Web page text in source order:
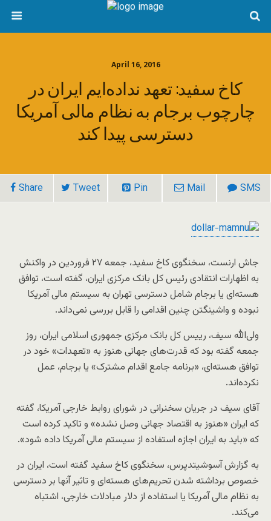
April 16, 2016
کاخ سفید: تعهد نداده‌ایم ایران در
چارچوب برجام به نظام مالی آمریکا
دسترسی پیدا کند
Share Tweet Pin Mail SMS
جاش ارنست، سخنگوی کاخ سفید، جمعه ۲۷ فروردین در واکنش
به اظهارات انتقادی رئیس کل بانک مرکزی ایران، گفته است، توافق
هسته‌ای یا برجام شامل دسترسی تهران به سیستم مالی آمریکا
نبوده و واشینگتن چنین اقدامی را قابل بررسی نمی‌داند.
ولی‌الله سیف، رییس کل بانک مرکزی جمهوری اسلامی ایران، روز
جمعه گفته بود که قدرت‌های جهانی هنوز به «تعهدات» خود در
توافق هسته‌ای، «برنامه جامع اقدام مشترک» یا برجام، عمل
نکرده‌اند.
آقای سیف در جریان سخنرانی در شورای روابط خارجی آمریکا، گفته
که ایران «هنوز به اقتصاد جهانی وصل نشده» و تاکید کرده است
که «باید به ایران اجازه استفاده از سیستم مالی آمریکا داده شود».
به گزارش آسوشیتدپرس، سخنگوی کاخ سفید گفته است، ایران در
خصوص برداشته شدن تحریم‌های هسته‌ای و تاثیر آنها بر دسترسی
به نظام مالی آمریکا یا استفاده از دلار مبادلات خارجی، اشتباه
می‌کند.